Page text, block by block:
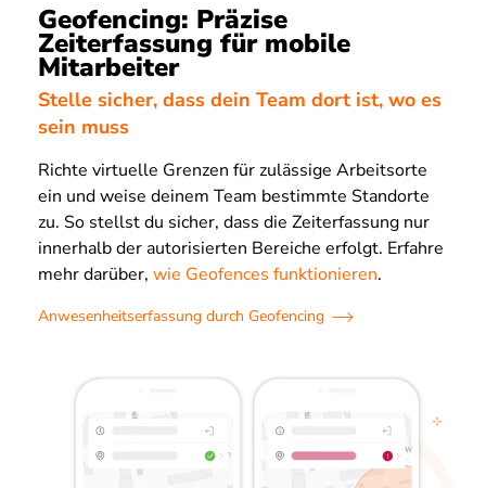
Geofencing: Präzise
Zeiterfassung für mobile
Mitarbeiter
Stelle sicher, dass dein Team dort ist, wo es
sein muss
Richte virtuelle Grenzen für zulässige Arbeitsorte
ein und weise deinem Team bestimmte Standorte
zu. So stellst du sicher, dass die Zeiterfassung nur
innerhalb der autorisierten Bereiche erfolgt. Erfahre
mehr darüber, wie Geofences funktionieren.
Anwesenheitserfassung durch Geofencing